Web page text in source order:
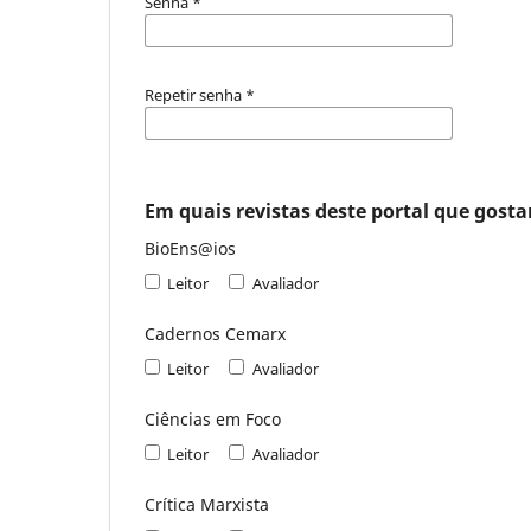
Repetir senha *
Em quais revistas deste portal que
BioEns@ios
Leitor Avaliador
Cadernos Cemarx
Leitor Avaliador
Ciências em Foco
Leitor Avaliador
Crítica Marxista